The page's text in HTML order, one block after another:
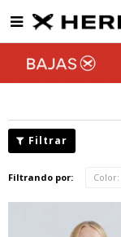

Filtrando por: Color: